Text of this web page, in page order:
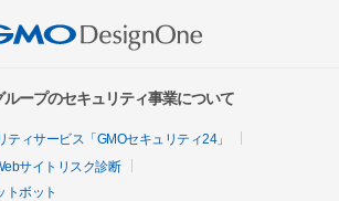
ープのセキュリティ事業について
ィサービス「GMOセキュリティ24」
サイトリスク診断
トボット